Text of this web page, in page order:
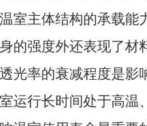
室主体结构的承载能
的强度外还表现了材
光率的衰减程度是影
运行长时间处于高温